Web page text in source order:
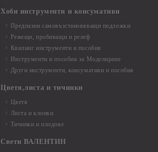
Хоби инструменти и консумативи
Предпазни самовъзстановяващи подложки
Режещи, пробиващи и релеф
Квилинг инструменти и пособия
Инструменти и пособия за Моделиране
Други инструменти, консумативи и пособия
Цветя,листа и тичинки
Цветя
Листа и клонки
Тичинки и плодове
Свети ВАЛЕНТИН